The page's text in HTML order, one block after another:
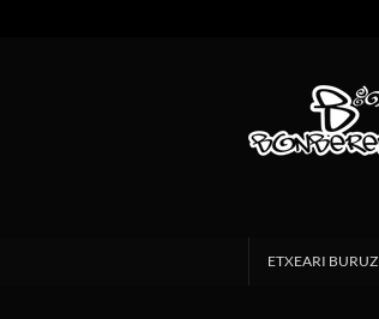
ETXEARI BURUZ